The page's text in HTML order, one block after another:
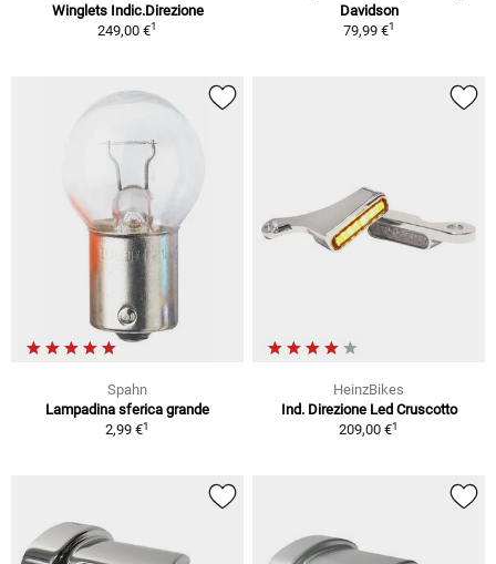
Winglets Indic.Direzione
249,00 €1
Davidson
79,99 €1
Spahn
Lampadina sferica grande
2,99 €1
HeinzBikes
Ind. Direzione Led Cruscotto
209,00 €1